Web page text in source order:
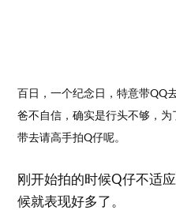
百日，一个纪念日，特意带QQ
爸不自信，确实是行头不够，
带去请高手拍Q仔呢。
刚开始拍的时候Q仔不适
候就表现好多了。